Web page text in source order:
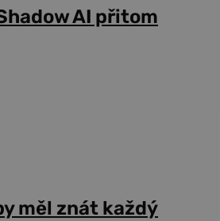
AI přitom
měl znát každý